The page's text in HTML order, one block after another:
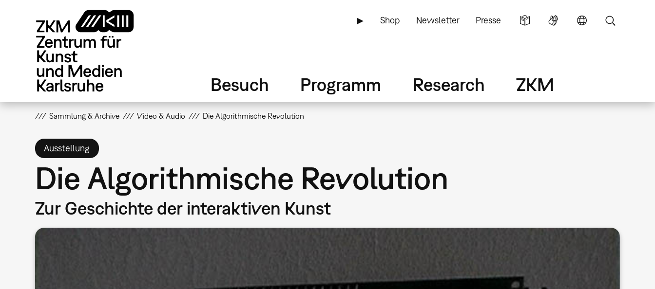
▶ Shop Newsletter Presse
Besuch Programm Research ZKM
Sammlung & Archive Video & Audio Die Algorithmische Revolution
Ausstellung
Die Algorithmische Revolution
Zur Geschichte der interaktiven Kunst